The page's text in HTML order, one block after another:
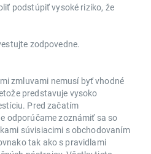
podstúpiť vysoké riziko, že
zodpovedne.
zmluvami nemusí byť vhodné
predstavuje vysoko
Pred začatím
odporúčame zoznámiť sa so
súvisiacimi s obchodovaním
tak ako s pravidlami